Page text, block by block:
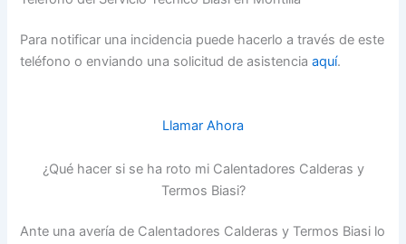
Para notificar una incidencia puede hacerlo a través de este
teléfono o enviando una solicitud de asistenciaaquí.
Llamar Ahora
¿Qué hacer si se ha roto mi Calentadores Calderas y
Termos Biasi?
Ante una avería de Calentadores Calderas y Termos Biasi lo